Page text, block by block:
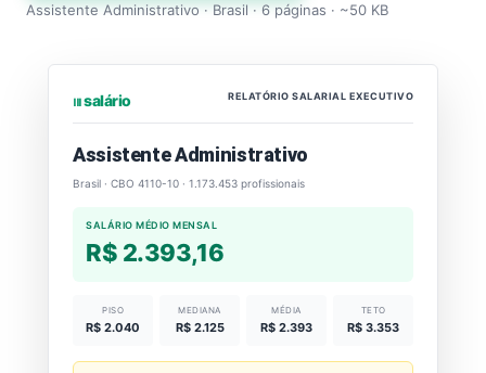
Assistente Administrativo · Brasil · 6 páginas · ~50 KB
⏐⏐⏐ salário RELATÓRIO SALARIAL EXECUTIVO
Assistente Administrativo
Brasil · CBO 4110-10 · 1.173.453 profissionais
SALÁRIO MÉDIO MENSAL
R$ 2.393,16
PISO
R$ 2.040
MEDIANA
R$ 2.125
MÉDIA
R$ 2.393
TETO
R$ 3.353